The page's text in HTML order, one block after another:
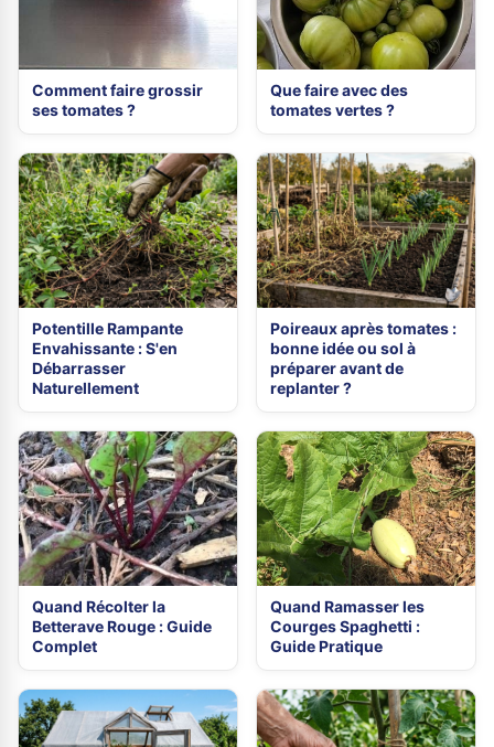
Comment faire grossir
ses tomates ?
Que faire avec des
tomates vertes ?
Potentille Rampante
Envahissante : S'en
Débarrasser
Naturellement
Poireaux après tomates :
bonne idée ou sol à
préparer avant de
replanter ?
Quand Récolter la
Betterave Rouge : Guide
Complet
Quand Ramasser les
Courges Spaghetti :
Guide Pratique